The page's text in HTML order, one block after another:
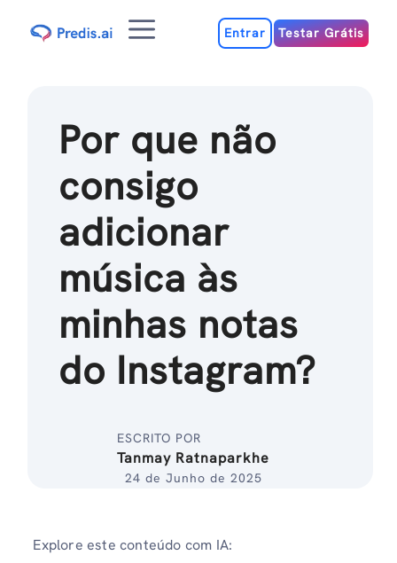
para
MenuEntrar Testar Grátis
Por que não
consigo
adicionar
música às
minhas notas
do Instagram?
ESCRITO POR
Tanmay Ratnaparkhe
24 de Junho de 2025
Explore este conteúdo com IA: